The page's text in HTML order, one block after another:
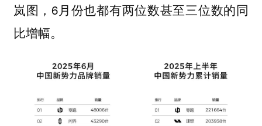
岚图，6月份也都有两位数甚至三位数的同
比增幅。